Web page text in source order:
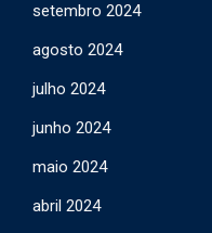
setembro 2024
agosto 2024
julho 2024
junho 2024
maio 2024
abril 2024